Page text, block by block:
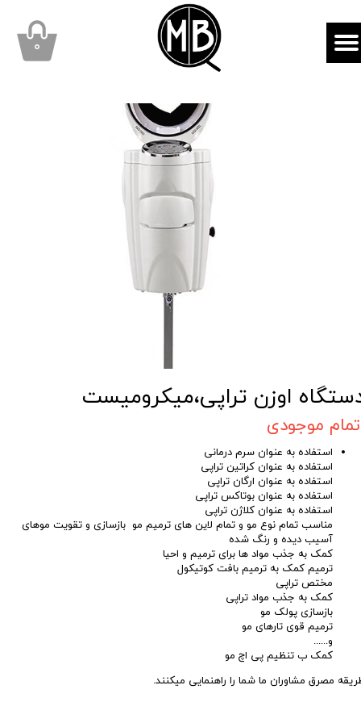
۰
اوزن تراپی،میکرومیست
موجودی
استفاده به عنوان سرم درمانی
استفاده به عنوان کراتین تراپی
استفاده به عنوان ارگان تراپی
استفاده به عنوان بوتاکس تراپی
استفاده به عنوان کلاژن تراپی
مناسب تمام نوع مو و تمام لاین های ترمیم مو بازسازی و تقویت موهای
آسیب دیده و رنگ شده
کمک به جذب مواد ها برای ترمیم و احیا
ترمیم کمک به ترمیم بافت کوتیکول
مختص تراپی
کمک به جذب مواد تراپی
بازسازی پولک مو
ترمیم قوی تارهای مو
و......
کمک ب تنظیم پی اچ مو
مصرق مشاوران ما شما را راهنمایی میکنند.